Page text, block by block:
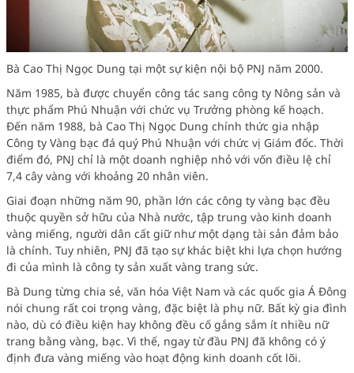
Bà Cao Thị Ngọc Dung tại một sự kiện nội bộ PNJ năm 2000.
Năm 1985, bà được chuyển công tác sang công ty Nông sản và
thực phẩm Phú Nhuận với chức vụ Trưởng phòng kế hoạch.
Đến năm 1988, bà Cao Thị Ngọc Dung chính thức gia nhập
Công ty Vàng bạc đá quý Phú Nhuận với chức vị Giám đốc. Thời
điểm đó, PNJ chỉ là một doanh nghiệp nhỏ với vốn điều lệ chỉ
7,4 cây vàng với khoảng 20 nhân viên.
Giai đoạn những năm 90, phần lớn các công ty vàng bạc đều
thuộc quyền sở hữu của Nhà nước, tập trung vào kinh doanh
vàng miếng, người dân cất giữ như một dạng tài sản đảm bảo
là chính. Tuy nhiên, PNJ đã tạo sự khác biệt khi lựa chọn hướng
đi của mình là công ty sản xuất vàng trang sức.
Bà Dung từng chia sẻ, văn hóa Việt Nam và các quốc gia Á Đông
nói chung rất coi trọng vàng, đặc biệt là phụ nữ. Bất kỳ gia đình
nào, dù có điều kiện hay không đều cố gắng sắm ít nhiều nữ
trang bằng vàng, bạc. Vì thế, ngay từ đầu PNJ đã không có ý
định đưa vàng miếng vào hoạt động kinh doanh cốt lõi.